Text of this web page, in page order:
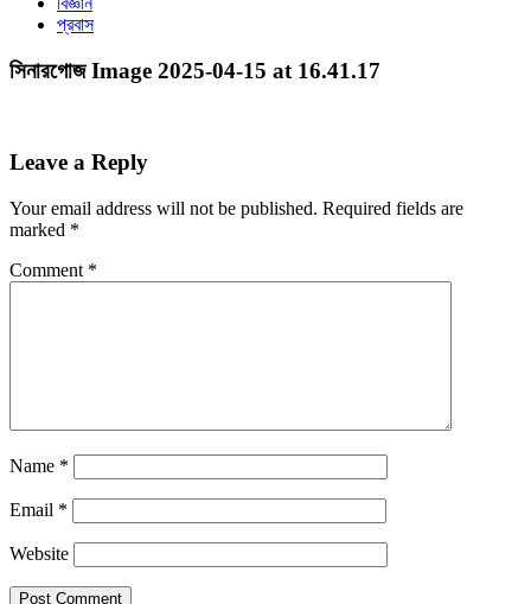
প্রবাস
সিনারগোজ Image 2025-04-15 at 16.41.17
Leave a Reply
Your email address will not be published. Required fields are
marked *
Comment *
Name *
Email *
Website